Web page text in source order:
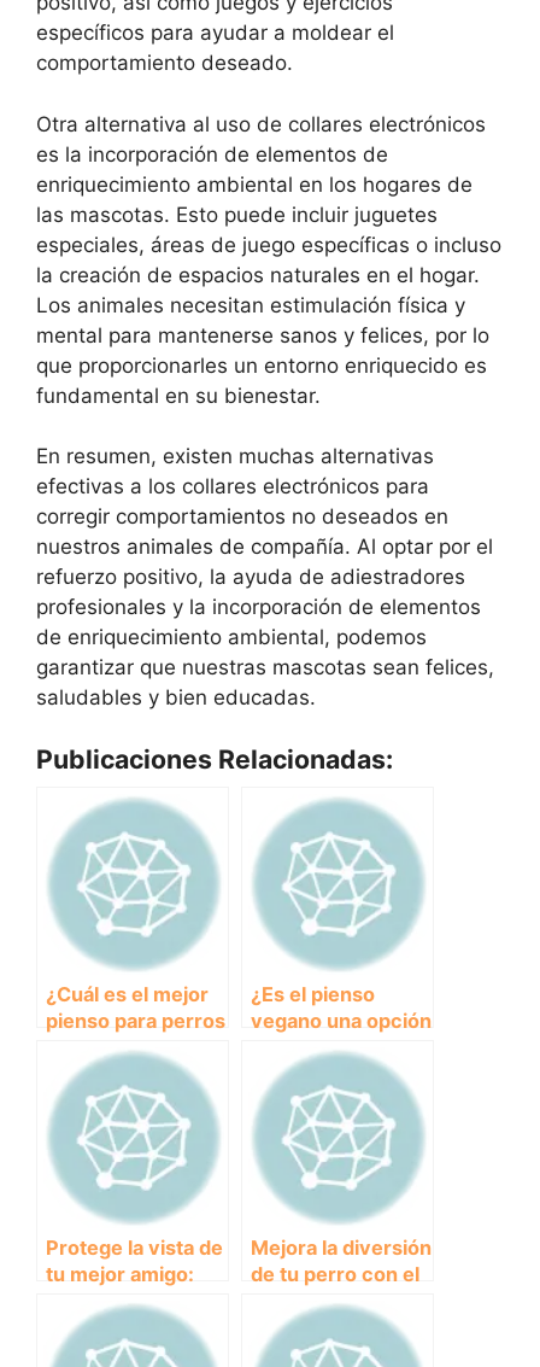
específicos para ayudar a moldear el
comportamiento deseado.
Otra alternativa al uso de collares electrónicos
es la incorporación de elementos de
enriquecimiento ambiental en los hogares de
las mascotas. Esto puede incluir juguetes
especiales, áreas de juego específicas o incluso
la creación de espacios naturales en el hogar.
Los animales necesitan estimulación física y
mental para mantenerse sanos y felices, por lo
que proporcionarles un entorno enriquecido es
fundamental en su bienestar.
En resumen, existen muchas alternativas
efectivas a los collares electrónicos para
corregir comportamientos no deseados en
nuestros animales de compañía. Al optar por el
refuerzo positivo, la ayuda de adiestradores
profesionales y la incorporación de elementos
de enriquecimiento ambiental, podemos
garantizar que nuestras mascotas sean felices,
saludables y bien educadas.
Publicaciones Relacionadas:
¿Cuál es el mejor
pienso para perros
en relación
calidad-precio?
¿Es el pienso
vegano una opción
saludable para la
alimentación de
perros?
Protege la vista de
tu mejor amigo:
gafas de sol para
perros
Mejora la diversión
de tu perro con el
mejor lanzador de
pelotas del
mercado